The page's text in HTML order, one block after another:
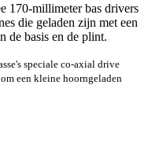
170-millimeter bas drivers
die geladen zijn met een
de basis en de plint.
speciale co-axial drive
een kleine hoorngeladen